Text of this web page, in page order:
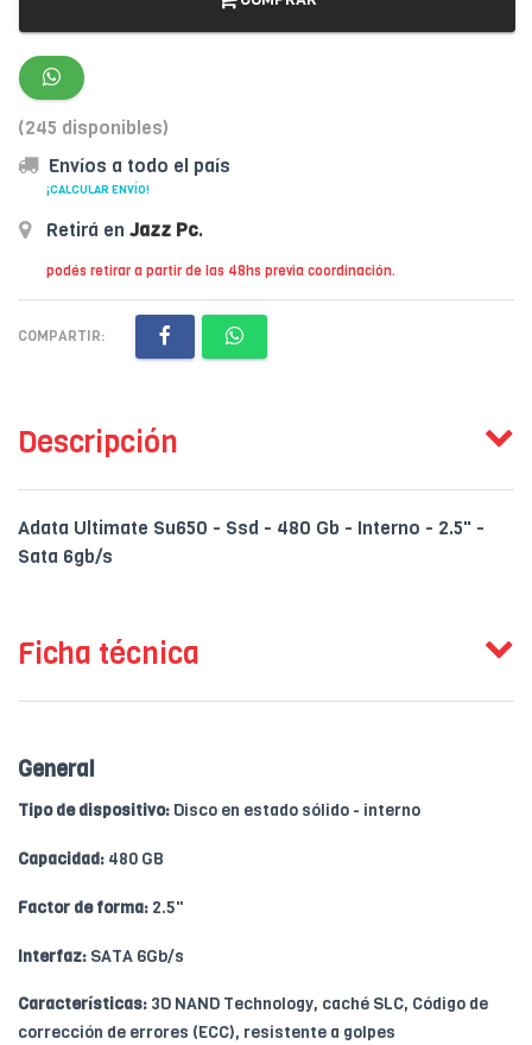
(245 disponibles)
Envíos a todo el país
¡CALCULAR ENVÍO!
Retirá en Jazz Pc.
podés retirar a partir de las 48hs previa coordinación.
COMPARTIR:
Descripción
Adata Ultimate Su650 - Ssd - 480 Gb - Interno - 2.5" -
Sata 6gb/s
Ficha técnica
General
Tipo de dispositivo: Disco en estado sólido - interno
Capacidad: 480 GB
Factor de forma: 2.5"
Interfaz: SATA 6Gb/s
Características: 3D NAND Technology, caché SLC, Código de
corrección de errores (ECC), resistente a golpes